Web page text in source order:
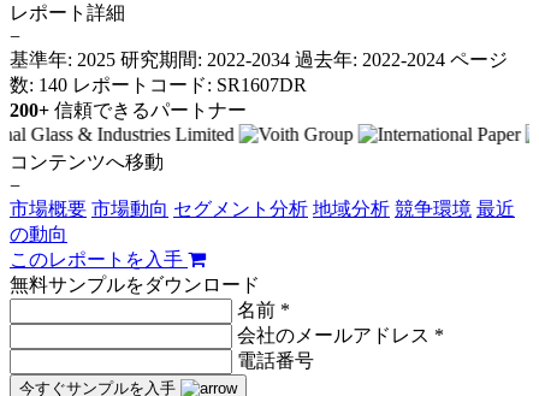
レポート詳細
−
基準年: 2025 研究期間: 2022-2034 過去年: 2022-2024 ページ
数: 140 レポートコード: SR1607DR
200+ 信頼できるパートナー
コンテンツへ移動
−
市場概要 市場動向 セグメント分析 地域分析 競争環境 最近
の動向
このレポートを入手
無料サンプルをダウンロード
名前 *
会社のメールアドレス *
電話番号
今すぐサンプルを入手